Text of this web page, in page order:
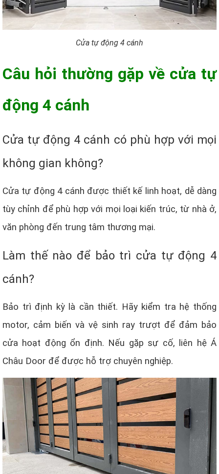
Cửa tự động 4 cánh
Câu hỏi thường gặp về cửa tự
động 4 cánh
Cửa tự động 4 cánh có phù hợp với mọi
không gian không?
Cửa tự động 4 cánh được thiết kế linh hoạt, dễ dàng
tùy chỉnh để phù hợp với mọi loại kiến trúc, từ nhà ở,
văn phòng đến trung tâm thương mại.
Làm thế nào để bảo trì cửa tự động 4
cánh?
Bảo trì định kỳ là cần thiết. Hãy kiểm tra hệ thống
motor, cảm biến và vệ sinh ray trượt để đảm bảo
cửa hoạt động ổn định. Nếu gặp sự cố, liên hệ Á
Châu Door để được hỗ trợ chuyên nghiệp.